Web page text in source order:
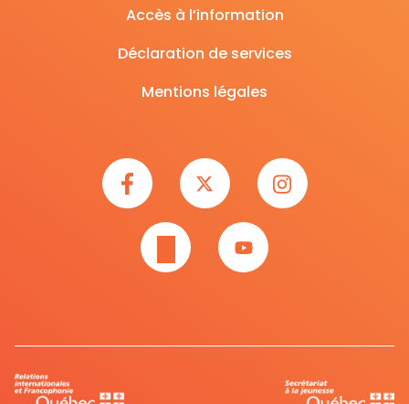
Accès à l’information
Déclaration de services
Mentions légales